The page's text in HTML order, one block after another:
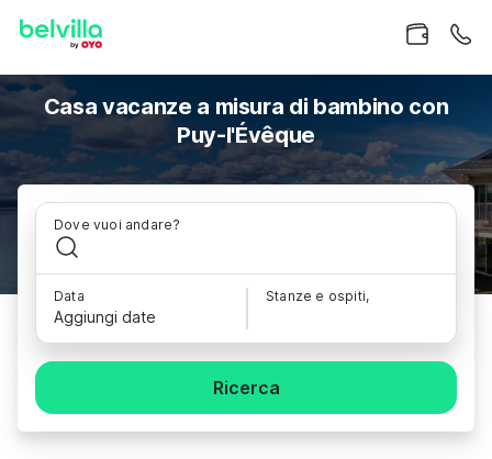
Casa vacanze a misura di bambino con
Puy-l'Évêque
Dove vuoi andare?
Data
Aggiungi date
Stanze e ospiti,
Ricerca